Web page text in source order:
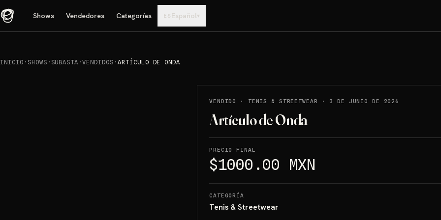
Shows Vendedores Categorías ES Español▾
INICIO · SHOWS · SUBASTA ·VENDIDOS · ARTÍCULO DE ONDA
VENDIDO · TENIS & STREETWEAR · 3 DE JUNIO DE 2026
Artículo de Onda
PRECIO FINAL
$1000.00 MXN
CATEGORÍA
Tenis & Streetwear